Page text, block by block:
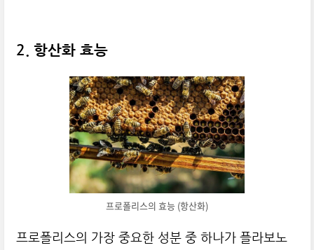
2. 항산화 효능
프로폴리스의 효능 (항산화)
프로폴리스의 가장 중요한 성분 중 하나가 플라보노